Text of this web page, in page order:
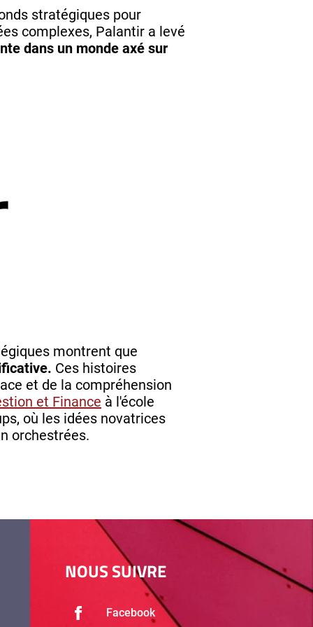
stratégiques pour
complexes, Palantir a levé
dans un monde axé sur
montrent que
Ces histoires
et de la compréhension
et Finance à l'école
où les idées novatrices
orchestrées.
NOUS SUIVRE
Facebook